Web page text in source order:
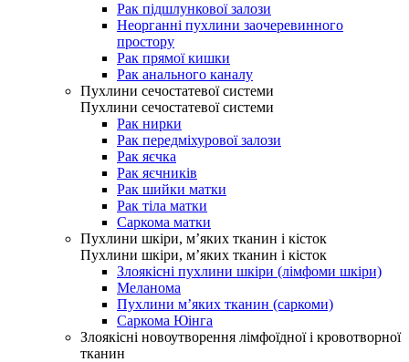
Рак підшлункової залози
Неорганні пухлини заочеревинного
простору
Рак прямої кишки
Рак анального каналу
Пухлини сечостатевої системи
Пухлини сечостатевої системи
Рак нирки
Рак передміхурової залози
Рак яєчка
Рак яєчників
Рак шийки матки
Рак тіла матки
Саркома матки
Пухлини шкіри, м’яких тканин і кісток
Пухлини шкіри, м’яких тканин і кісток
Злоякісні пухлини шкіри (лімфоми шкіри)
Меланома
Пухлини м’яких тканин (саркоми)
Саркома Юінга
Злоякісні новоутворення лімфоїдної і кровотворної
тканин